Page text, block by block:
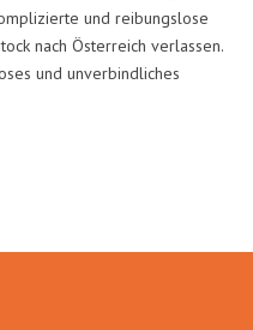
und reibungslose
nach Österreich verlassen.
und unverbindliches